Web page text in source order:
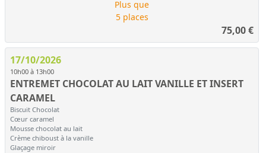
Plus que
5 places
75,00€
17/10/2026
10h00 à 13h00
ENTREMET CHOCOLAT AU LAIT VANILLE ET INSERT
CARAMEL
Biscuit Chocolat
Cœur caramel
Mousse chocolat au lait
Crème chiboust à la vanille
Glaçage miroir